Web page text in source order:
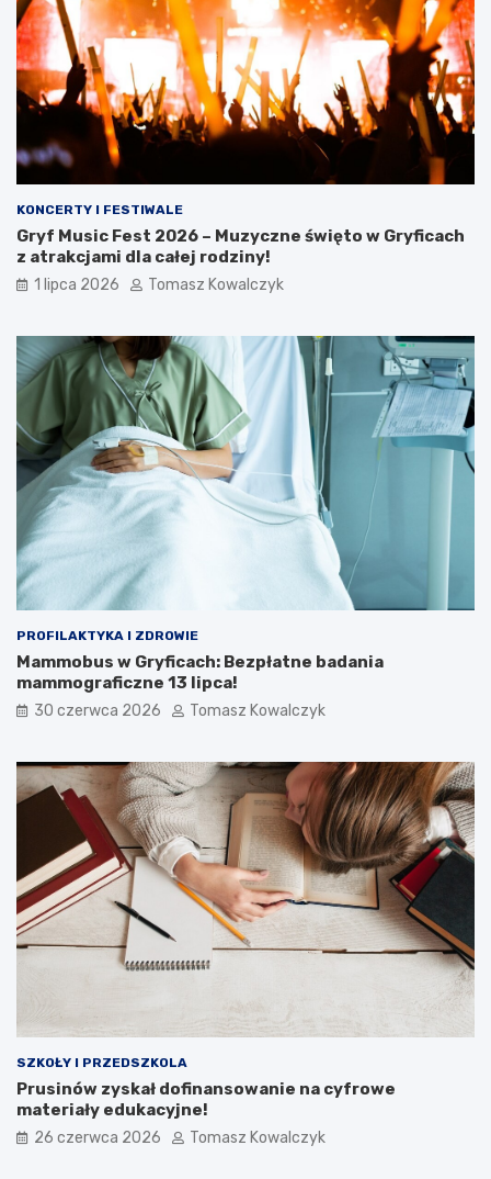
KONCERTY I FESTIWALE
Gryf Music Fest 2026 – Muzyczne święto w Gryficach
z atrakcjami dla całej rodziny!
1 lipca 2026 Tomasz Kowalczyk
PROFILAKTYKA I ZDROWIE
Mammobus w Gryficach: Bezpłatne badania
mammograficzne 13 lipca!
30 czerwca 2026 Tomasz Kowalczyk
SZKOŁY I PRZEDSZKOLA
Prusinów zyskał dofinansowanie na cyfrowe
materiały edukacyjne!
26 czerwca 2026 Tomasz Kowalczyk